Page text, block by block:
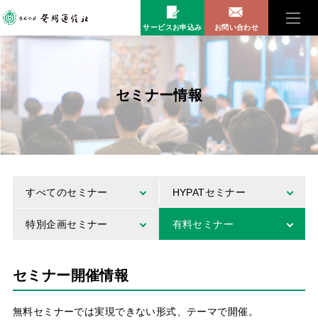
サービスお申込み お問い合わせ
セミナー情報
すべてのセミナー HYPATセミナー
特別企画セミナー 有料セミナー
セミナー開催情報
無料セミナーでは実現できない形式、テーマで開催。